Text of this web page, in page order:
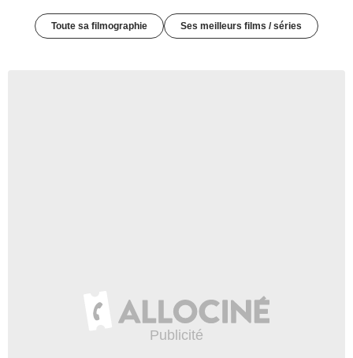
Toute sa filmographie Ses meilleurs films / séries